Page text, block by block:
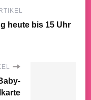
heute bis 15 Uhr